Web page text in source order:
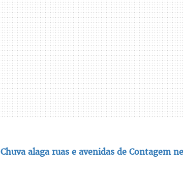
Chuva alaga ruas e avenidas de Contagem